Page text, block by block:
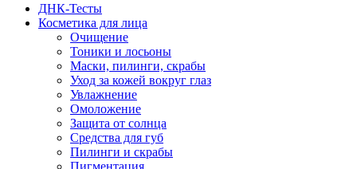
ДНК-Тесты
Косметика для лица
Очищение
Тоники и лосьоны
Маски, пилинги, скрабы
Уход за кожей вокруг глаз
Увлажнение
Омоложение
Защита от солнца
Средства для губ
Пилинги и скрабы
Пигментация